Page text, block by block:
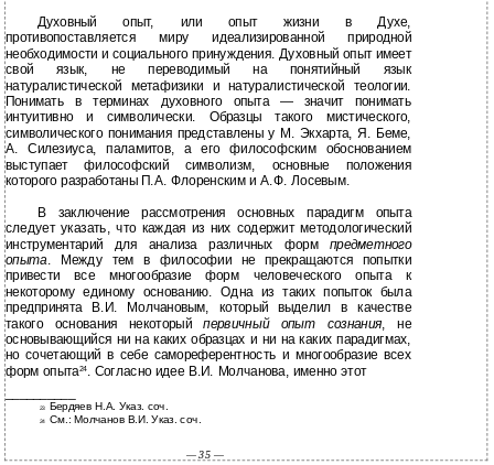
Духовный опыт, или опыт жизни в Духе,
противопоставляется миру идеализированной природной
необходимости и социального принуждения. Духовный опыт имеет
свой язык, не переводимый на понятийный язык
натуралистической метафизики и натуралистической теологии.
Понимать в терминах духовного опыта — значит понимать
интуитивно и символически. Образцы такого мистического,
символического понимания представлены у М. Экхарта, Я. Беме,
А. Силезиуса, паламитов, а его философским обоснованием
выступает философский символизм, основные положения
которого разработаны П.А. Флоренским и А.Ф. Лосевым.
В заключение рассмотрения основных парадигм опыта
следует указать, что каждая из них содержит методологический
инструментарий для анализа различных формпредметного
опыта. Между тем в философии не прекращаются попытки
привести все многообразие форм человеческого опыта к
некоторому единому основанию. Одна из таких попыток была
предпринята В.И. Молчановым, который выделил в качестве
такого основания некоторыйпервичный опыт сознания , не
основывающийся ни на каких образцах и ни на каких парадигмах,
но сочетающий в себе самореферентность и многообразие всех
форм опыта24. Согласно идее В.И. Молчанова, именно этот
__________
23 Бердяев Н.А. Указ. соч.
24 См.: Молчанов В.И. Указ. соч.
— 35 —